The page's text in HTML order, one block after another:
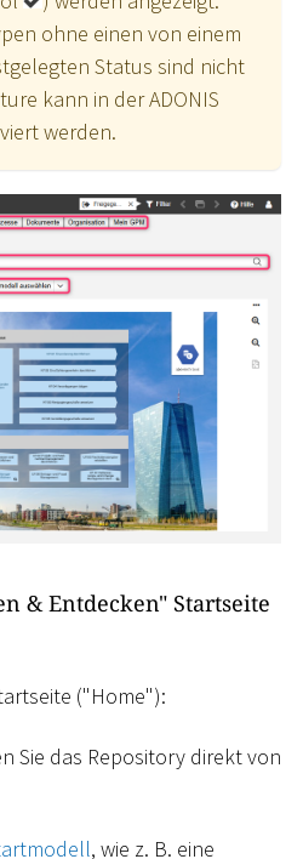
ohne einen von einem
Status sind nicht
kann in der ADONIS
werden.
& Entdecken" Startseite
("Home"):
Sie das Repository direkt von
, wie z. B. eine